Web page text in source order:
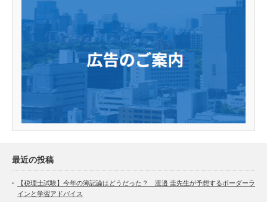
最近の投稿
【税理士試験】今年の簿記論はどうだった？ 渡邉 圭先生が予想するボーダーラ
インと学習アドバイス